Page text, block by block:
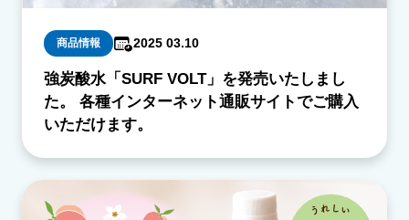
商品情報 2025 03.10
強炭酸水「SURF VOLT」を発売いたしまし
た。 各種インターネット通販サイトでご購入
いただけます。